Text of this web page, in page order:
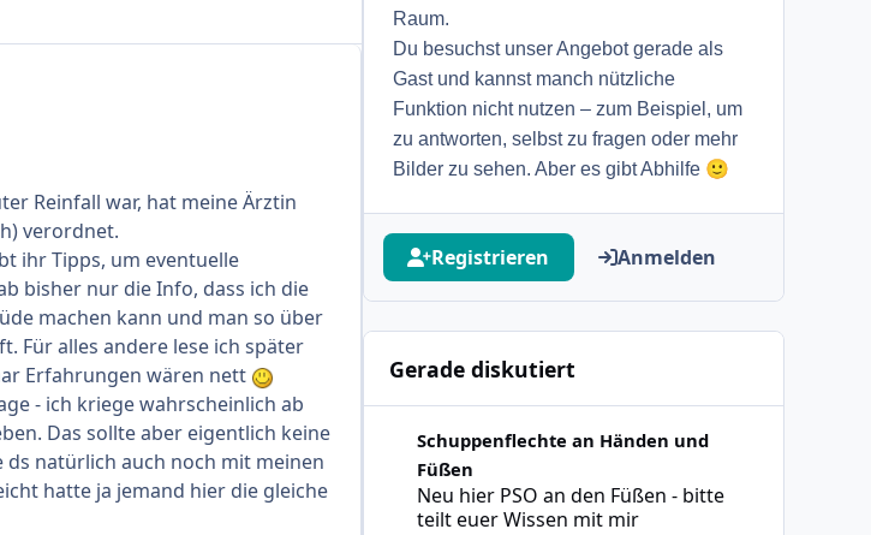
Reinfall war, hat meine Ärztin
verordnet.
ihr Tipps, um eventuelle
bisher nur die Info, dass ich die
machen kann und man so über
Für alles andere lese ich später
Erfahrungen wären nett
- ich kriege wahrscheinlich ab
Das sollte aber eigentlich keine
natürlich auch noch mit meinen
hatte ja jemand hier die gleiche
Raum.
Du besuchst unser Angebot gerade als
Gast und kannst manch nützliche
Funktion nicht nutzen – zum Beispiel, um
zu antworten, selbst zu fragen oder mehr
Bilder zu sehen. Aber es gibt Abhilfe 🙂
Registrieren Anmelden
Gerade diskutiert
Schuppenflechte an Händen und
Füßen
Neu hier PSO an den Füßen - bitte
teilt euer Wissen mit mir